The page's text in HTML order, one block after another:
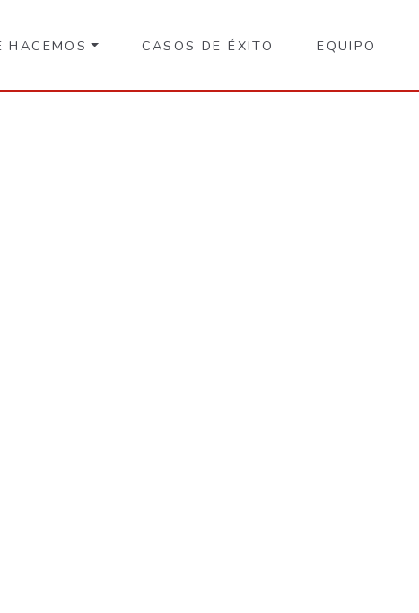
HACEMOS CASOS DE ÉXITO EQUIPO